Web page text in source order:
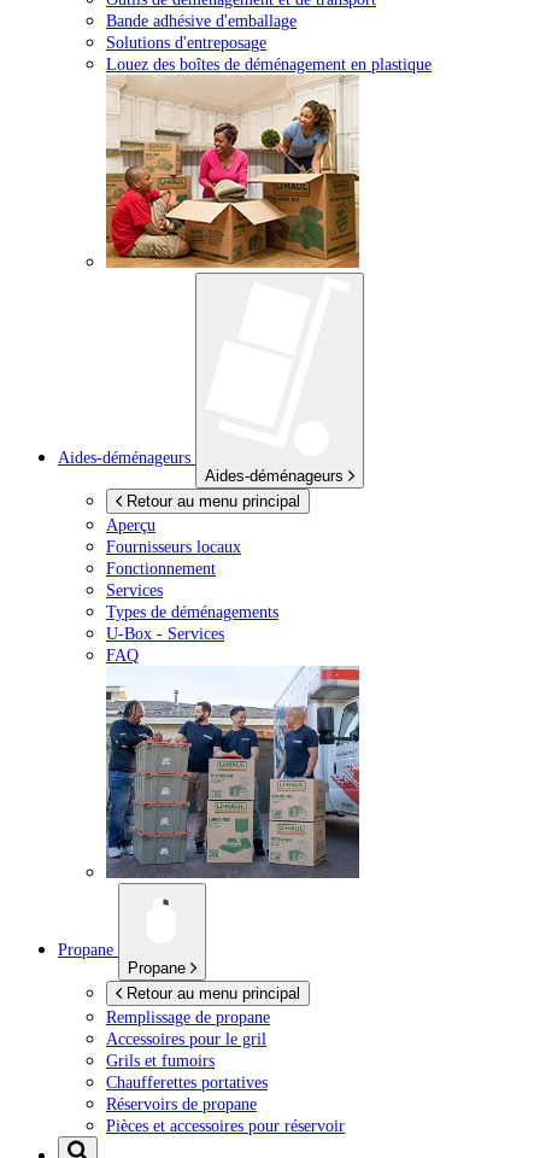
Bande adhésive d'emballage
Solutions d'entreposage
Louez des boîtes de déménagement en plastique
Aides-déménageurs
Aides-déménageurs
Retour au menu principal
Aperçu
Fournisseurs locaux
Fonctionnement
Services
Types de déménagements
U-Box - Services
FAQ
Propane
Propane
Retour au menu principal
Remplissage de propane
Accessoires pour le gril
Grils et fumoirs
Chaufferettes portatives
Réservoirs de propane
Pièces et accessoires pour réservoir